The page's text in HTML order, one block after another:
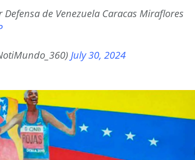
de Venezuela Caracas Miraflores
July 30, 2024